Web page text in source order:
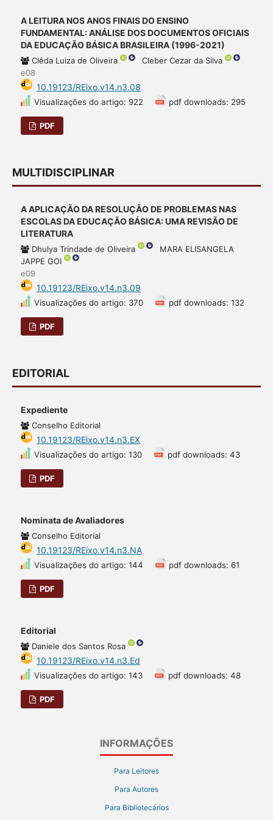
A LEITURA NOS ANOS FINAIS DO ENSINO
FUNDAMENTAL: ANÁLISE DOS DOCUMENTOS OFICIAIS
DA EDUCAÇÃO BÁSICA BRASILEIRA (1996-2021)
Clêda Luiza de Oliveira
Cleber Cezar da Silva
e08
10.19123/REixo.v14.n3.08
Visualizações do artigo: 922 pdf downloads: 295
PDF
MULTIDISCIPLINAR
A APLICAÇÃO DA RESOLUÇÃO DE PROBLEMAS NAS
ESCOLAS DA EDUCAÇÃO BÁSICA: UMA REVISÃO DE
LITERATURA
Dhulya Trindade de Oliveira
MARA ELISANGELA
JAPPE GOI
e09
10.19123/REixo.v14.n3.09
Visualizações do artigo: 370 pdf downloads: 132
PDF
EDITORIAL
Expediente
Conselho Editorial
10.19123/REixo.v14.n3.EX
Visualizações do artigo: 130 pdf downloads: 43
PDF
Nominata de Avaliadores
Conselho Editorial
10.19123/REixo.v14.n3.NA
Visualizações do artigo: 144 pdf downloads: 61
PDF
Editorial
Daniele dos Santos Rosa
10.19123/REixo.v14.n3.Ed
Visualizações do artigo: 143 pdf downloads: 48
PDF
INFORMAÇÕES
Para Leitores
Para Autores
Para Bibliotecários